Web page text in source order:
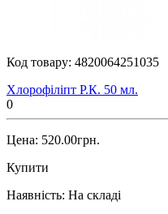
Код товару: 4820064251035
Хлорофіліпт Р.К. 50 мл.
0
Цена: 520.00грн.
Купити
Наявність: На складі